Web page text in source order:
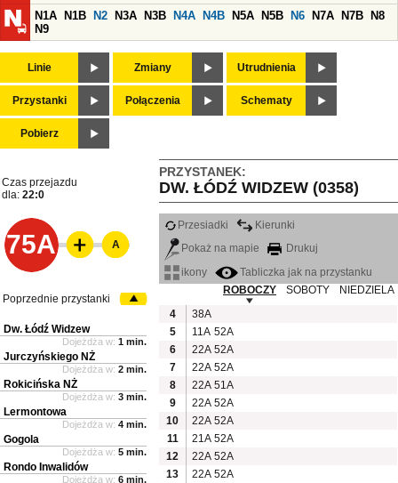
N1A
N1B N2 N3A N3B N4A N4B N5A N5B N6 N7A N7B
N8
N9
Linie Zmiany Utrudnienia
Przystanki Połączenia Schematy
Pobierz
PRZYSTANEK:
DW. ŁÓDŹ WIDZEW (0358)
Czas przejazdu
dla: 22:0
75A
Przesiadki
Kierunki
Pokaż na mapie
Drukuj
ikony
Tabliczka jak na przystanku
ROBOCZY
SOBOTY
NIEDZIELA
4
38A
5
11A 52A
6
22A 52A
7
22A 52A
8
22A 51A
9
22A 52A
10
22A 52A
11
21A 52A
12
22A 52A
13
22A 52A
A
Poprzednie przystanki
Dw. Łódź Widzew
Dojeżdża w: 1 min.
Jurczyńskiego NŻ
Dojeżdża w: 2 min.
Rokicińska NŻ
Dojeżdża w: 3 min.
Lermontowa
Dojeżdża w: 4 min.
Gogola
Dojeżdża w: 5 min.
Rondo Inwalidów
Dojeżdża w: 6 min.